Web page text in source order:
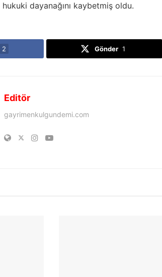
dayanağını kaybetmiş oldu.
2 Gönder 1
Editör
gayrimenkulgundemi.com